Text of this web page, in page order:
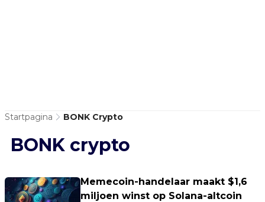
Startpagina BONK Crypto
BONK crypto
Memecoin-handelaar maakt $1,6
miljoen winst op Solana-altcoin